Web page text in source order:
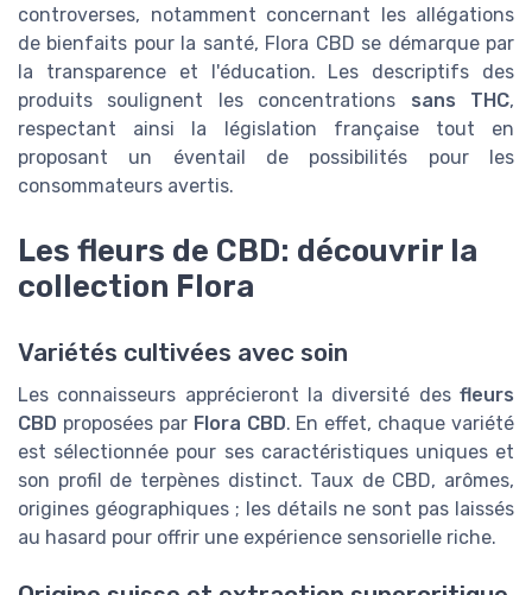
controverses, notamment concernant les allégations
de bienfaits pour la santé, Flora CBD se démarque par
la transparence et l'éducation. Les descriptifs des
produits soulignent les concentrations sans THC,
respectant ainsi la législation française tout en
proposant un éventail de possibilités pour les
consommateurs avertis.
Les fleurs de CBD: découvrir la
collection Flora
Variétés cultivées avec soin
Les connaisseurs apprécieront la diversité des fleurs
CBD proposées par Flora CBD. En effet, chaque variété
est sélectionnée pour ses caractéristiques uniques et
son profil de terpènes distinct. Taux de CBD, arômes,
origines géographiques ; les détails ne sont pas laissés
au hasard pour offrir une expérience sensorielle riche.